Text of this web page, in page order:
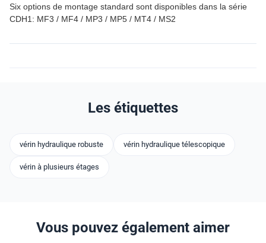
Six options de montage standard sont disponibles dans la série
CDH1: MF3 / MF4 / MP3 / MP5 / MT4 / MS2
Les étiquettes
vérin hydraulique robuste vérin hydraulique télescopique
vérin à plusieurs étages
Vous pouvez également aimer